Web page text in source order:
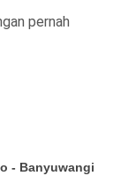
pernah
- Banyuwangi